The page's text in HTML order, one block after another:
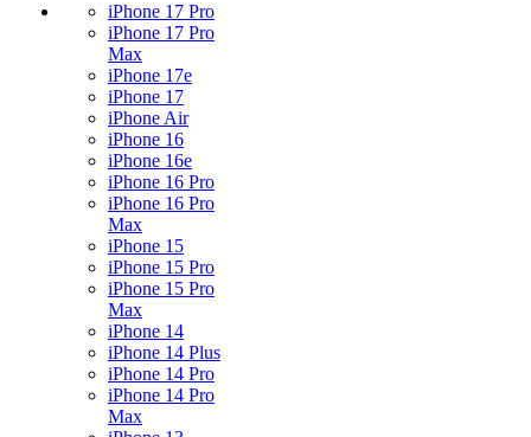
iPhone 17 Pro
iPhone 17 Pro
Max
iPhone 17e
iPhone 17
iPhone Air
iPhone 16
iPhone 16e
iPhone 16 Pro
iPhone 16 Pro
Max
iPhone 15
iPhone 15 Pro
iPhone 15 Pro
Max
iPhone 14
iPhone 14 Plus
iPhone 14 Pro
iPhone 14 Pro
Max